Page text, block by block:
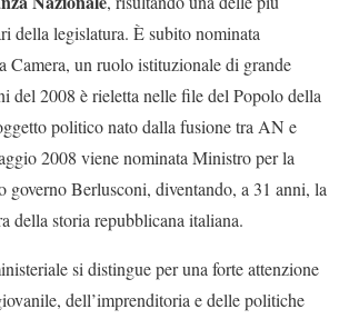
della legislatura. È subito nominata
Camera, un ruolo istituzionale di grande
del 2008 è rieletta nelle file del Popolo della
politico nato dalla fusione tra AN e
2008 viene nominata Ministro per la
governo Berlusconi, diventando, a 31 anni, la
della storia repubblicana italiana.
si distingue per una forte attenzione
dell’imprenditoria e delle politiche